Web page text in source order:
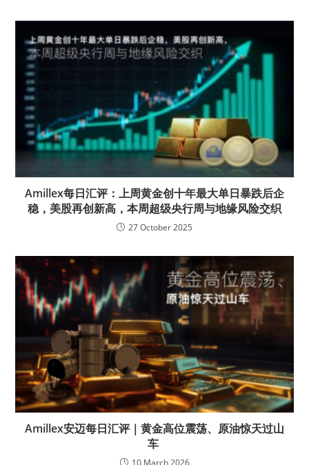
Amillex每日汇评：上周黄金创十年最大单日暴跌后企
稳，美股再创新高，本周超级央行周与地缘风险交织
27 October 2025
Amillex安迈每日汇评｜黄金高位震荡、原油惊天过山
车